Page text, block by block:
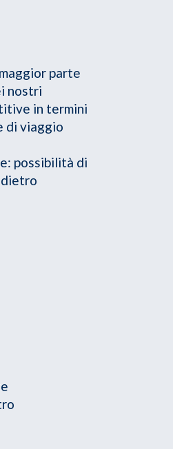
parte
nostri
in termini
di viaggio
possibilità di
dietro